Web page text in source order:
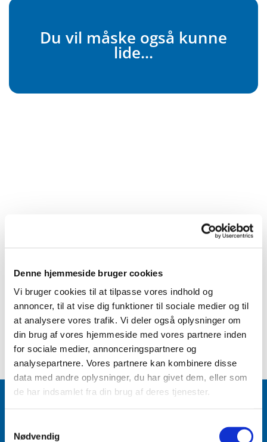
Denne hjemmeside bruger cookies
Vi bruger cookies til at tilpasse vores indhold og
annoncer, til at vise dig funktioner til sociale medier og til
at analysere vores trafik. Vi deler også oplysninger om
din brug af vores hjemmeside med vores partnere inden
for sociale medier, annonceringspartnere og
analysepartnere. Vores partnere kan kombinere disse
data med andre oplysninger, du har givet dem, eller som
de har indsamlet fra din brug af deres tjenester.
Nødvendig
Du vil måske også kunne
lide...